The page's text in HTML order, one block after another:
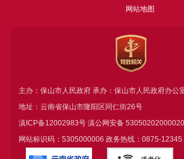
网站地图
主办：保山市人民政府 承办：保山市人民政府办公
地址：云南省保山市隆阳区同仁街26号
滇ICP备12002983号滇公网安备
网站标识码：5305000006 政务热线：0875-12345